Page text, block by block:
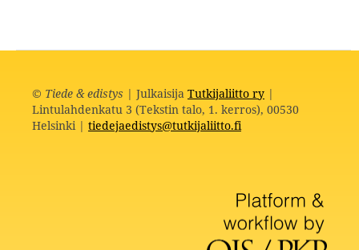
© Tiede & edistys | Julkaisija Tutkijaliitto ry|
Lintulahdenkatu 3 (Tekstin talo, 1. kerros), 00530
Helsinki | tiedejaedistys@tutkijaliitto.fi